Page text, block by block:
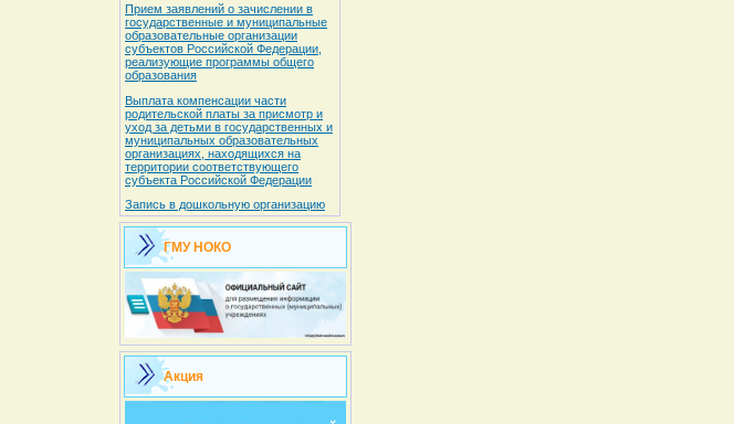
Прием заявлений о зачислении в
государственные и муниципальные
образовательные организации
субъектов Российской Федерации,
реализующие программы общего
образования
Выплата компенсации части
родительской платы за присмотр и
уход за детьми в государственных и
муниципальных образовательных
организациях, находящихся на
территории соответствующего
субъекта Российской Федерации
Запись в дошкольную организацию
ГМУ НОКО
Акция